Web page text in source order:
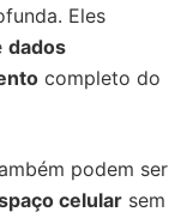
Eles
dados
completo do
podem ser
celular sem